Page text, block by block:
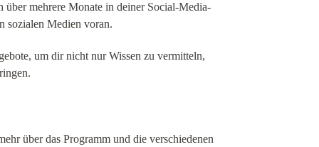
mehrere Monate in deiner Social-Media-
sozialen Medien voran.
um dir nicht nur Wissen zu vermitteln,
über das Programm und die verschiedenen